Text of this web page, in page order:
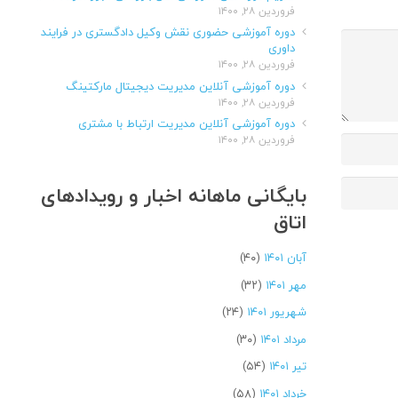
فروردین ۲۸, ۱۴۰۰
دوره آموزشی حضوری نقش وکیل دادگستری در فرایند
داوری
فروردین ۲۸, ۱۴۰۰
دوره آموزشی آنلاین مدیریت دیجیتال مارکتینگ
فروردین ۲۸, ۱۴۰۰
دوره آموزشی آنلاین مدیریت ارتباط با مشتری
فروردین ۲۸, ۱۴۰۰
بایگانی ماهانه اخبار و رویدادهای
اتاق
آبان ۱۴۰۱
(۴۰)
مهر ۱۴۰۱
(۳۲)
شهریور ۱۴۰۱
(۲۴)
مرداد ۱۴۰۱
(۳۰)
تیر ۱۴۰۱
(۵۴)
خرداد ۱۴۰۱
(۵۸)